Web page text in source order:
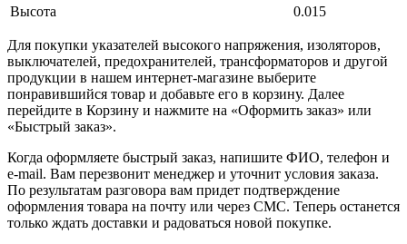
Высота
0.015
Для покупки указателей высокого напряжения, изоляторов,
выключателей, предохранителей, трансформаторов и другой
продукции в нашем интернет-магазине выберите
понравившийся товар и добавьте его в корзину. Далее
перейдите в Корзину и нажмите на «Оформить заказ» или
«Быстрый заказ».
Когда оформляете быстрый заказ, напишите ФИО, телефон и
e-mail. Вам перезвонит менеджер и уточнит условия заказа.
По результатам разговора вам придет подтверждение
оформления товара на почту или через СМС. Теперь останется
только ждать доставки и радоваться новой покупке.